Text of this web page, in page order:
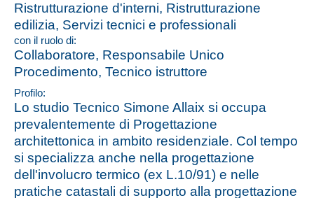
Ristrutturazione d'interni, Ristrutturazione
edilizia, Servizi tecnici e professionali
con il ruolo di:
Collaboratore, Responsabile Unico
Procedimento, Tecnico istruttore
Profilo:
Lo studio Tecnico Simone Allaix si occupa
prevalentemente di Progettazione
architettonica in ambito residenziale. Col tempo
si specializza anche nella progettazione
dell'involucro termico (ex L.10/91) e nelle
pratiche catastali di supporto alla progettazione